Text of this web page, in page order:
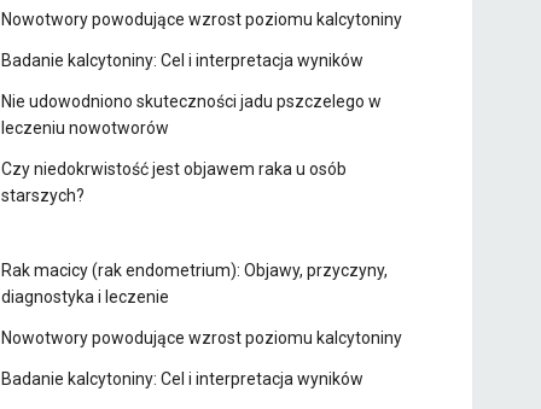
Nowotwory powodujące wzrost poziomu kalcytoniny
Badanie kalcytoniny: Cel i interpretacja wyników
Nie udowodniono skuteczności jadu pszczelego w
leczeniu nowotworów
Czy niedokrwistość jest objawem raka u osób
starszych?
Rak macicy (rak endometrium): Objawy, przyczyny,
diagnostyka i leczenie
Nowotwory powodujące wzrost poziomu kalcytoniny
Badanie kalcytoniny: Cel i interpretacja wyników